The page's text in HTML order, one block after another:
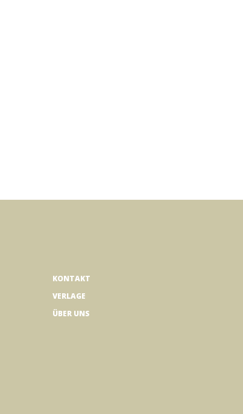
ein oder benutze die
KONTAKT
VERLAGE
ÜBER UNS